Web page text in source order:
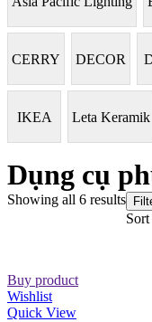
CERRY DECOR
IKEA Leta Keramik
Dụng cụ
Showing all 6 results
Buy product
Wishlist
Quick View